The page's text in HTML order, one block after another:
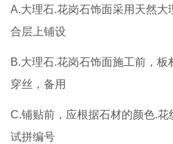
A.大理石.花岗石饰面采用天然大
合层上铺设
B.大理石.花岗石饰面施工前，
穿丝，备用
C.铺贴前，应根据石材的颜色.花
试拼编号